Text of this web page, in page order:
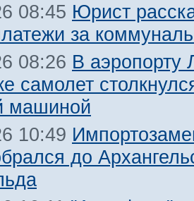
08:45 Юрист
за
08:26 В аэропорту
самолет
машиной
10:49
до